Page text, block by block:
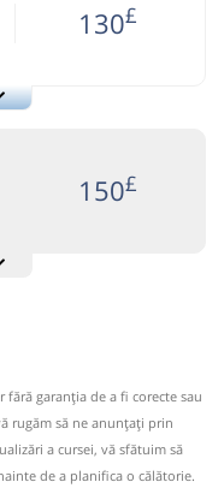
130£
Pagină operator
PENTRU URGENTE
£ pentru primele 5
150£
PENTRU URGENTE
garanţia de a fi corecte sau
rugăm să ne anunțați prin
a cursei, vă sfătuim să
de a planifica o călătorie.